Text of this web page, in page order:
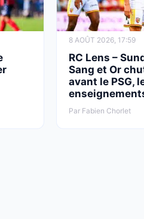
8 AOÛT 2026, 17:59
RC Lens –
Sang et Or
avant le PSG,
Par Fabien Chorlet